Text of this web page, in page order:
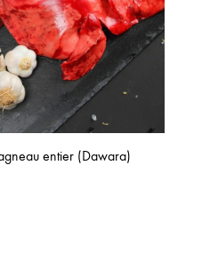
entier (Dawara)